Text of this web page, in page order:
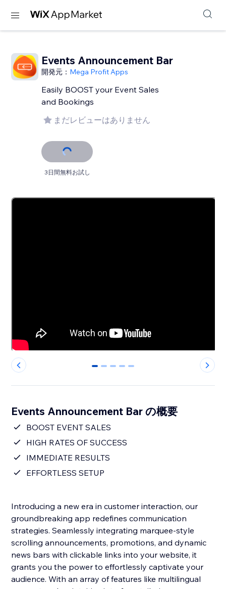
Events Announcement Bar
開発元： Mega Profit Apps
Easily BOOST your Event Sales
and Bookings
まだレビューはありません
3日間無料お試し
0 1 2 3 4
Events Announcement Bar の概要
BOOST EVENT SALES
HIGH RATES OF SUCCESS
IMMEDIATE RESULTS
EFFORTLESS SETUP
Introducing a new era in customer interaction, our
groundbreaking app redefines communication
strategies. Seamlessly integrating marquee-style
scrolling announcements, promotions, and dynamic
news bars with clickable links into your website, it
grants you the power to effortlessly captivate your
audience. With an array of features like multilingual